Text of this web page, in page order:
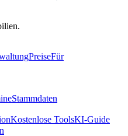
PreiseFür
Stammdaten
Kostenlose ToolsKI-Guide